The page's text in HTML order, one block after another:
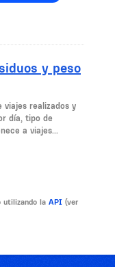
y peso
viajes realizados y
día, tipo de
a viajes...
utilizando la API (ver